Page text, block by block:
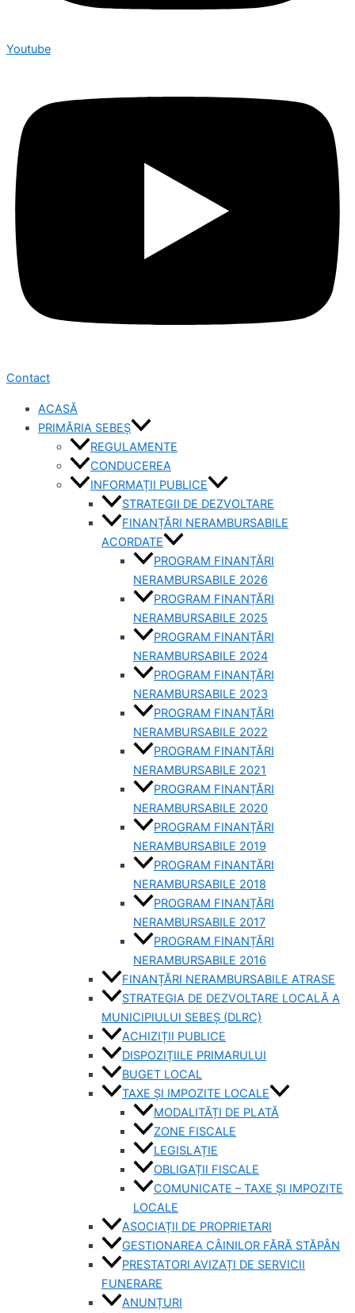
Youtube
Contact
ACASĂ
PRIMĂRIA SEBEȘ
REGULAMENTE
CONDUCEREA
INFORMAȚII PUBLICE
STRATEGII DE DEZVOLTARE
FINANȚĂRI NERAMBURSABILE
ACORDATE
PROGRAM FINANȚĂRI
NERAMBURSABILE 2026
PROGRAM FINANȚĂRI
NERAMBURSABILE 2025
PROGRAM FINANȚĂRI
NERAMBURSABILE 2024
PROGRAM FINANȚĂRI
NERAMBURSABILE 2023
PROGRAM FINANȚĂRI
NERAMBURSABILE 2022
PROGRAM FINANȚĂRI
NERAMBURSABILE 2021
PROGRAM FINANȚĂRI
NERAMBURSABILE 2020
PROGRAM FINANȚĂRI
NERAMBURSABILE 2019
PROGRAM FINANTĂRI
NERAMBURSABILE 2018
PROGRAM FINANȚĂRI
NERAMBURSABILE 2017
PROGRAM FINANȚĂRI
NERAMBURSABILE 2016
FINANȚĂRI NERAMBURSABILE ATRASE
STRATEGIA DE DEZVOLTARE LOCALĂ A
MUNICIPIULUI SEBEȘ (DLRC)
ACHIZIȚII PUBLICE
DISPOZIȚIILE PRIMARULUI
BUGET LOCAL
TAXE ȘI IMPOZITE LOCALE
MODALITĂȚI DE PLATĂ
ZONE FISCALE
LEGISLAȚIE
OBLIGAȚII FISCALE
COMUNICATE – TAXE ȘI IMPOZITE
LOCALE
ASOCIAȚII DE PROPRIETARI
GESTIONAREA CÂINILOR FĂRĂ STĂPÂN
PRESTATORI AVIZAȚI DE SERVICII
FUNERARE
ANUNȚURI